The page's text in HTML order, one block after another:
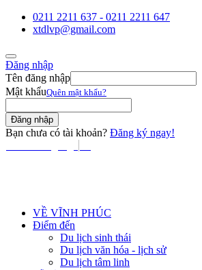
0211 2211 637 - 0211 2211 647
xtdlvp@gmail.com
Đăng nhập
Tên đăng nhập
Mật khẩuQuên mật khẩu?
Bạn chưa có tài khoản? Đăng ký ngay!
VỀ VĨNH PHÚC
Điểm đến
Du lịch sinh thái
Du lịch văn hóa - lịch sử
Du lịch tâm linh